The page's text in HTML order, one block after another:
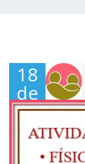
18
de
Jan
eiro